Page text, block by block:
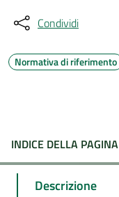
Condividi
Normativa di riferimento
INDICE DELLA PAGINA
Descrizione